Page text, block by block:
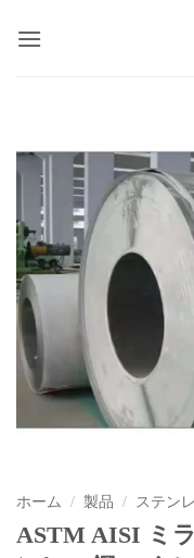
ホーム / 製品 / ステン
ASTM AISI ミ